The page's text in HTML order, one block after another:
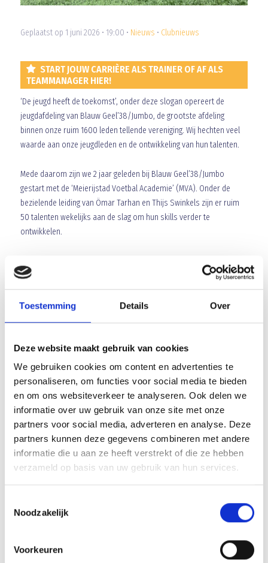
Toestemming Details Over
Deze website maakt gebruik van cookies
We gebruiken cookies om content en advertenties te
personaliseren, om functies voor social media te bieden
en om ons websiteverkeer te analyseren. Ook delen we
informatie over uw gebruik van onze site met onze
partners voor social media, adverteren en analyse. Deze
partners kunnen deze gegevens combineren met andere
informatie die u aan ze heeft verstrekt of die ze hebben
verzameld op basis van uw gebruik van hun services.
Noodzakelijk
Voorkeuren
Geplaatst op 1 juni 2026 • 19:00 • Nieuws • Clubnieuws
START JOUW CARRIÈRE ALS TRAINER OF AF ALS
TEAMMANAGER HIER!
‘De jeugd heeft de toekomst’, onder deze slogan opereert de
jeugdafdeling van Blauw Geel’38/Jumbo, de grootste afdeling
binnen onze ruim 1600 leden tellende vereniging. Wij hechten veel
waarde aan onze jeugdleden en de ontwikkeling van hun talenten.
Mede daarom zijn we 2 jaar geleden bij Blauw Geel’38/Jumbo
gestart met de ‘Meierijstad Voetbal Academie’ (MVA). Onder de
bezielende leiding van Ömar Tarhan en Thijs Swinkels zijn er ruim
50 talenten wekelijks aan de slag om hun skills verder te
ontwikkelen.
uit de hele regio talentvolle trainers en/of managers die toekomst
zien in een voetballoopbaan en (mee) de kar willen trekken binnen
onze voetbal academie en deze uit laten groeien tot een regionale
De MVA acteert als zelfstandige stichting onder de vlag van Blauw
Geel’38/Jumbo en kan dus gebruik maken van alle faciliteiten van
de club. Bij interesse graag een mail naar
tarhan.o@hotmail.com
voorzitter@blauwgeel.nl
Namens bestuur Blauw Geel’38/Jumb
Array
TwitterFacebookWhatsApp